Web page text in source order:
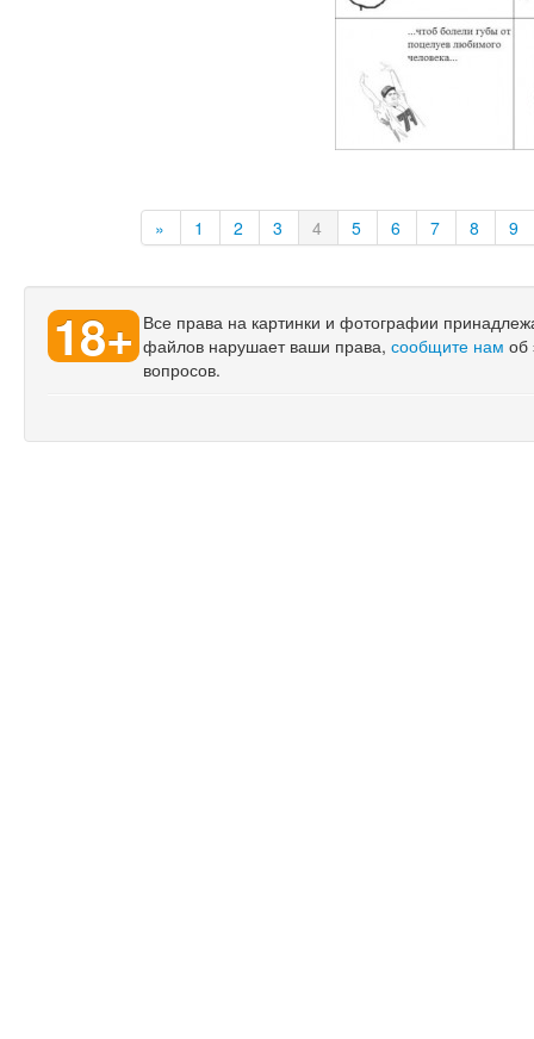
» 1 2 3 4 5 6 7 8 9
18+ Все права на картинки и фотографии
файлов нарушает ваши права, сообщите нам об
вопросов.